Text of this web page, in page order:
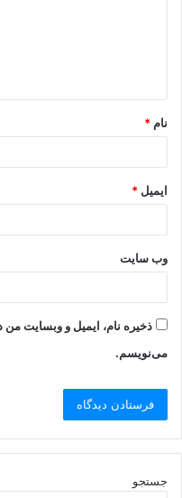
نام *
ایمیل *
وب‌ سایت
ذخیره نام، ایمیل و وبسایت من
می‌نویسم.
جستجو